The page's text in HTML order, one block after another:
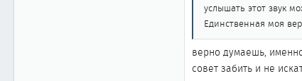
услышать этот звук
Единственная моя
верно думаешь,
совет забить и не